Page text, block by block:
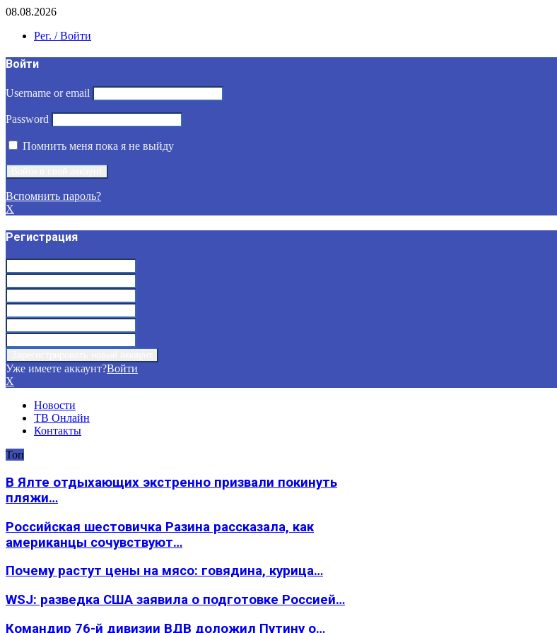
08.08.2026
Рег. / Войти
Войти
Username or email
Password
Помнить меня пока я не выйду
Вспомнить пароль?
X
Регистрация
Уже имеете аккаунт?Войти
X
Новости
ТВ Онлайн
Контакты
Топ
В Ялте отдыхающих экстренно призвали покинуть
пляжи…
Российская шестовичка Разина рассказала, как
американцы сочувствуют…
Почему растут цены на мясо: говядина, курица…
WSJ: разведка США заявила о подготовке Россией…
Командир 76-й дивизии ВДВ доложил Путину о…